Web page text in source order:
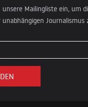
unsere Mailingliste ein, um
Journalismus